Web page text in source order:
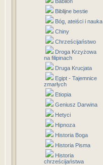
Biblijne bestie
Bóg, ateiści i nauka
Chiny
Chrześcijaństwo
Droga Krzyżowa
na filipinach
Druga Krucjata
Egipt - Tajemnice
zmarłych
Etiopia
Geniusz Darwina
Hetyci
Hipnoza
Historia Boga
Historia Pisma
Historia
chrześcijaństwa